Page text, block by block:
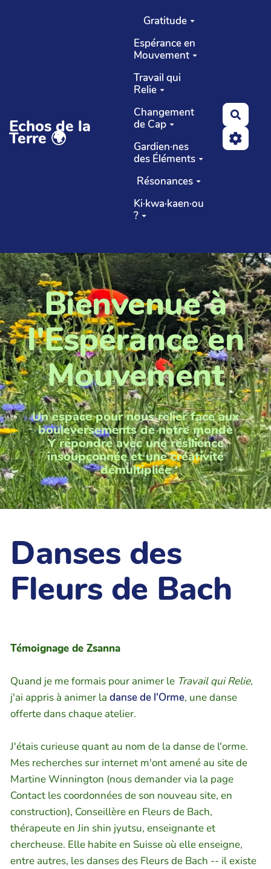
Echos de la
Terre 🌍
Gratitude
Espérance en
Mouvement
Travail qui
Relie
Changement
de Cap
Gardien·nes
des Éléments
Résonances
Ki·kwa·kaen·ou
?
Bienvenue à
l'Espérance en
Mouvement
Un espace pour nous relier face aux
bouleversements de notre monde
Y répondre avec une résilience
insoupçonnée et une créativité
démultipliée
Danses des
Fleurs de Bach
Témoignage de Zsanna
Quand je me formais pour animer le Travail qui Relie,
j'ai appris à animer la danse de l'Orme, une danse
offerte dans chaque atelier.
J'étais curieuse quant au nom de la danse de l'orme.
Mes recherches sur internet m'ont amené au site de
Martine Winnington (nous demander via la page
Contact les coordonnées de son nouveau site, en
construction), Conseillère en Fleurs de Bach,
thérapeute en Jin shin jyutsu, enseignante et
chercheuse. Elle habite en Suisse où elle enseigne,
entre autres, les danses des Fleurs de Bach -- il existe